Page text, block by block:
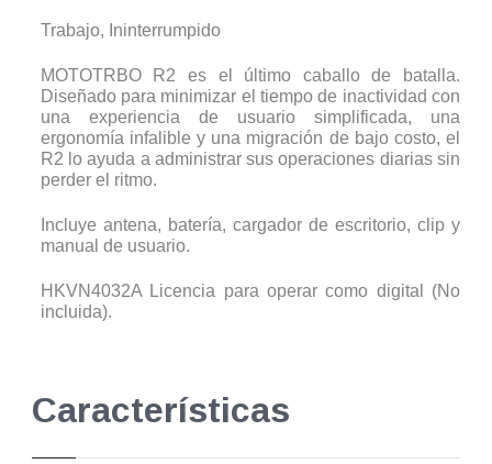
Trabajo, Ininterrumpido
MOTOTRBO R2 es el último caballo de batalla.
Diseñado para minimizar el tiempo de inactividad con
una experiencia de usuario simplificada, una
ergonomía infalible y una migración de bajo costo, el
R2 lo ayuda a administrar sus operaciones diarias sin
perder el ritmo.
Incluye antena, batería, cargador de escritorio, clip y
manual de usuario.
HKVN4032A Licencia para operar como digital (No
incluida).
Características